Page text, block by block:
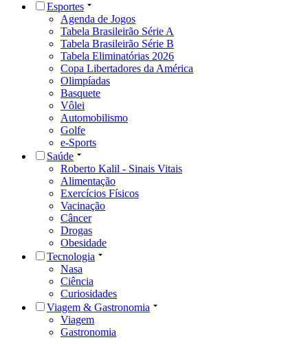
Esportes
Agenda de Jogos
Tabela Brasileirão Série A
Tabela Brasileirão Série B
Tabela Eliminatórias 2026
Copa Libertadores da América
Olimpíadas
Basquete
Vôlei
Automobilismo
Golfe
e-Sports
Saúde
Roberto Kalil - Sinais Vitais
Alimentação
Exercícios Físicos
Vacinação
Câncer
Drogas
Obesidade
Tecnologia
Nasa
Ciência
Curiosidades
Viagem & Gastronomia
Viagem
Gastronomia